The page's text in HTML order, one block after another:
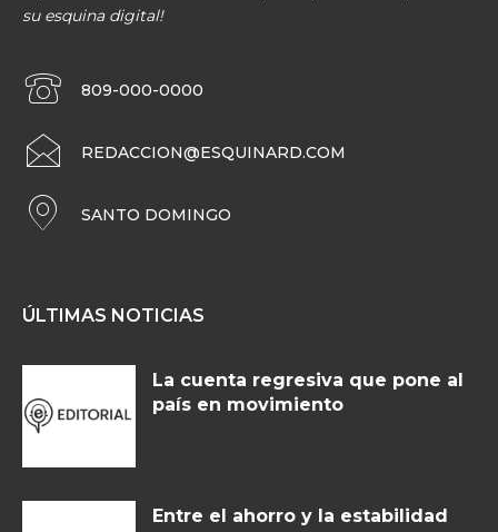
su esquina digital!
809-000-0000
REDACCION@ESQUINARD.COM
SANTO DOMINGO
ÚLTIMAS NOTICIAS
La cuenta regresiva que pone al
país en movimiento
Entre el ahorro y la estabilidad